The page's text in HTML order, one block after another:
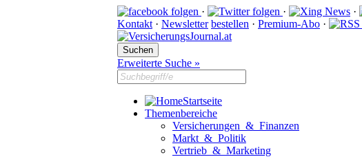
· ·
·
Kontakt · Newsletter bestellen · Premium-Abo ·
Erweiterte Suche »
Startseite
Themenbereiche
Versicherungen & Finanzen
Markt & Politik
Vertrieb & Marketing